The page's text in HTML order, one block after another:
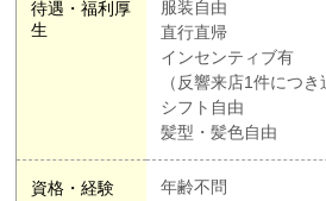
待遇・福利厚
生
服装自由
直行直帰
インセンティブ有
（反響来店1件につき
シフト自由
髪型・髪色自由
資格・経験
年齢不問